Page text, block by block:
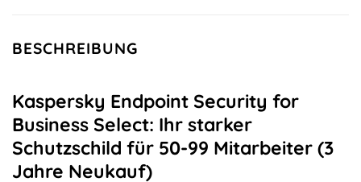
BESCHREIBUNG
Kaspersky Endpoint Security for
Business Select: Ihr starker
Schutzschild für 50-99 Mitarbeiter (3
Jahre Neukauf)